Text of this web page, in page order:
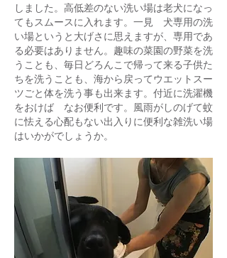
しました。高低差のない洗い場は老犬になっ
てもスムースに入れます。一見 犬専用の洗
い場というと大げさに思えますが、専用であ
る必要はありません。趣味の菜園の野菜を洗
うことも、毎日どろんこで帰って来る子供た
ちを洗うことも、海から戻ってウエットスー
ツごと体を洗う事も出来ます。付近に洗濯機
をおけば なお便利です。風雨がしのげて蚊
に怯える心配もない出入りに便利な雑洗い場
はいかがでしょうか。